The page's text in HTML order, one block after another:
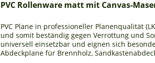
PVC Rollenware matt mit Canvas-
PVC Plane in professioneller Planenqualität
und somit beständig gegen Verrottung und
universell einsetzbar und eignen sich
Abdeckplane für Brennholz,